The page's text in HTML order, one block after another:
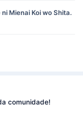
Mienai Koi wo Shita.
comunidade!